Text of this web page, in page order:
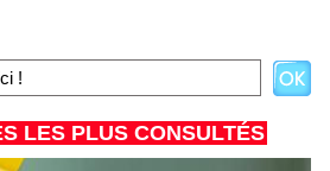
LES PLUS CONSULTÉS